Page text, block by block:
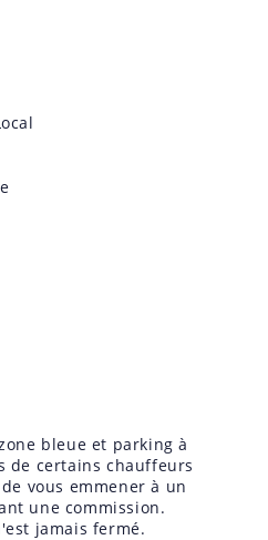
bleue et parking à
de certains chauffeurs
vous emmener à un
une commission.
jamais fermé.